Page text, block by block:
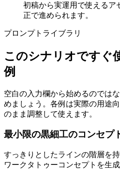
初稿から実運用で使えるア
正で進められます。
プロンプトライブラリ
このシナリオですぐ
例
空白の入力欄から始めるのでは
めましょう。各例は実際の用途
のまま調整して使えます。
最小限の黒細工のコンセプ
すっきりとしたラインの階層を
ワークタトゥーコンセプトを生成